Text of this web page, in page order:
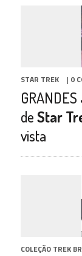
STAR TREK | 0
deStar
vista
COLEÇÃO TREK